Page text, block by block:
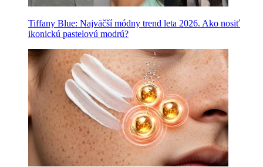
Tiffany Blue: Najväčší módny trend leta 2026. Ako nosiť
ikonickú pastelovú modrú?